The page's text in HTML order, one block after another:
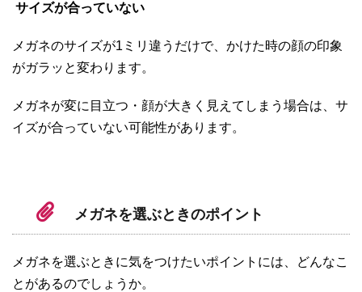
サイズが合っていない
メガネのサイズが1ミリ違うだけで、かけた時の顔の印象
がガラッと変わります。
メガネが変に目立つ・顔が大きく見えてしまう場合は、サ
イズが合っていない可能性があります。
メガネを選ぶときのポイント
メガネを選ぶときに気をつけたいポイントには、どんなこ
とがあるのでしょうか。